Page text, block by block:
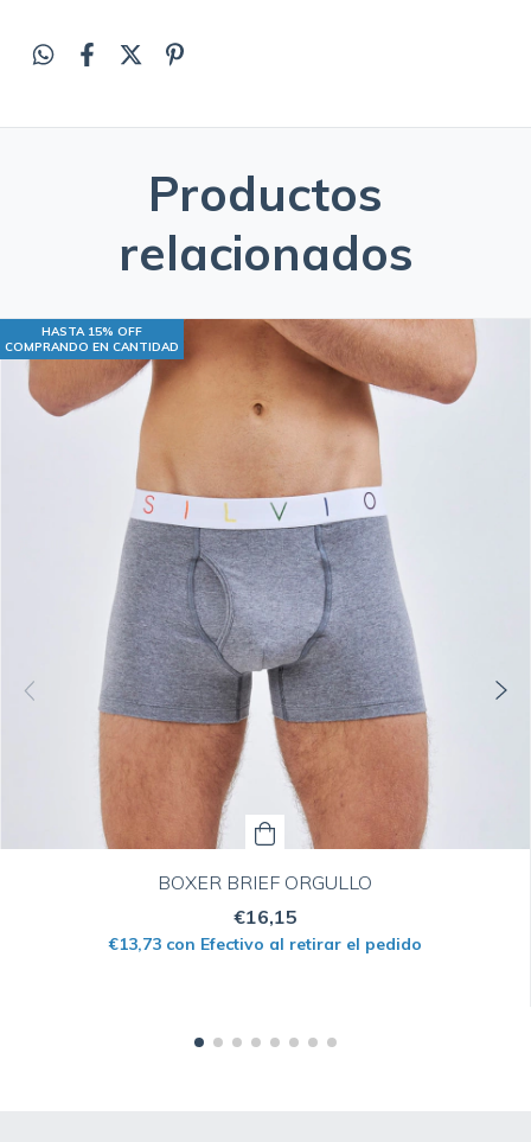
Productos
relacionados
HASTA 15% OFF
COMPRANDO EN CANTIDAD
BOXER BRIEF ORGULLO
€16,15
€13,73 con Efectivo al retirar el pedido